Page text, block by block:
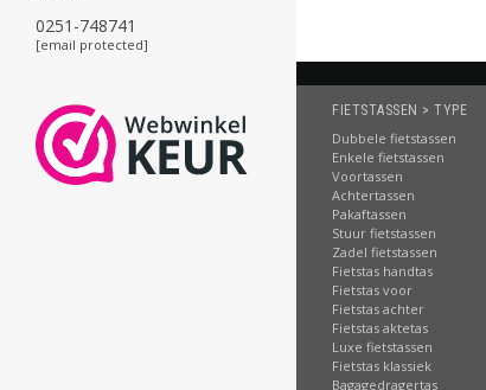
0251-748741
[email protected]
FIETSTASSEN > TYPE
Dubbele fietstassen
Enkele fietstassen
Voortassen
Achtertassen
Pakaftassen
Stuur fietstassen
Zadel fietstassen
Fietstas handtas
Fietstas voor
Fietstas achter
Fietstas aktetas
Luxe fietstassen
Fietstas klassiek
Bagagedragertas